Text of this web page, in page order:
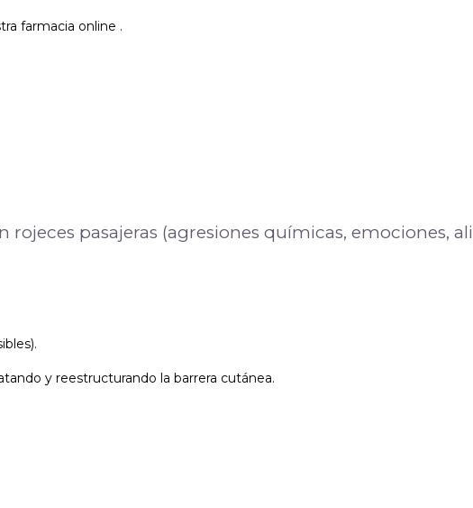
farmacia online .
rojeces pasajeras (agresiones químicas, emociones,
y reestructurando la barrera cutánea.